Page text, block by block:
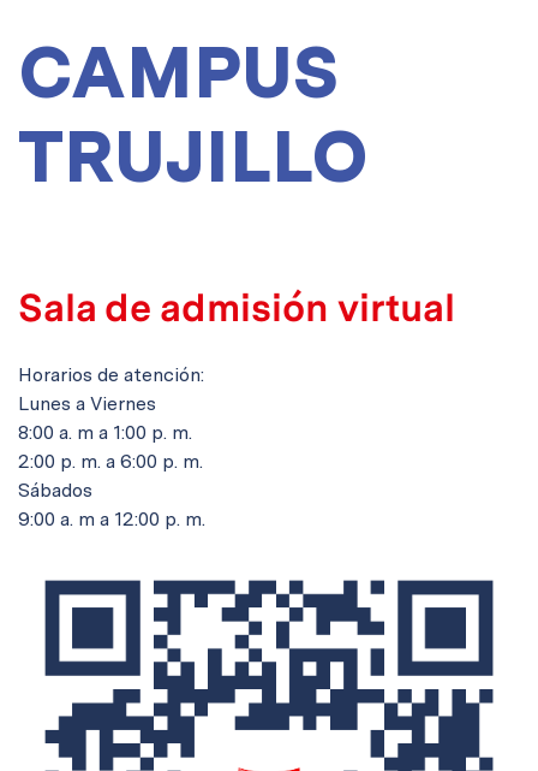
CAMPUS
TRUJILLO
Sala de admisión virtual
Horarios de atención:
Lunes a Viernes
8:00 a. m a 1:00 p. m.
2:00 p. m. a 6:00 p. m.
Sábados
9:00 a. m a 12:00 p. m.